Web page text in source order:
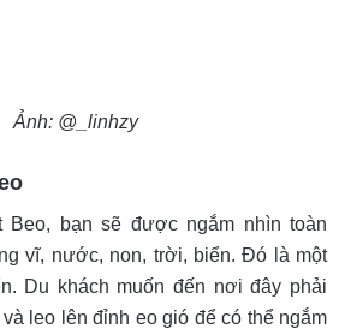
Ảnh: @_linhzy
bạn sẽ được ngắm nhìn toàn
vĩ, nước, non, trời, biển. Đó là một
Du khách muốn đến nơi đây phải
leo lên đỉnh eo gió để có thể ngắm